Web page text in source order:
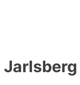
Jarlsberg